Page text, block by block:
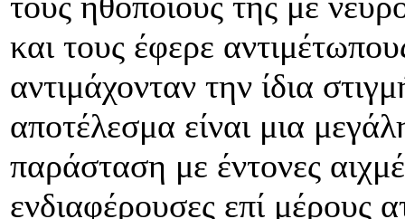
και τους έφερε
αντιμάχονταν την ίδια
αποτέλεσμα είναι μια
παράσταση με έντονες
ενδιαφέρουσες επί μέρους